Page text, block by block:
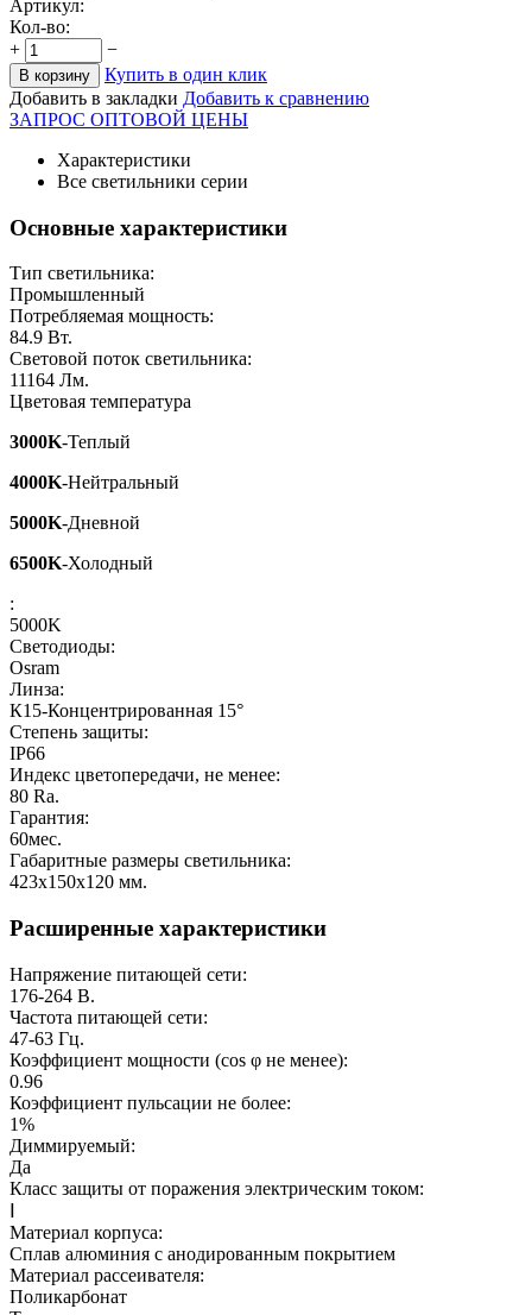
Артикул:
Кол-во:
+
−
В корзину
Купить в один клик
Добавить в закладки Добавить к сравнению
ЗАПРОС ОПТОВОЙ ЦЕНЫ
Характеристики
Все светильники серии
Основные характеристики
Тип светильника:
Промышленный
Потребляемая мощность:
84.9 Вт.
Световой поток светильника:
11164 Лм.
Цветовая температура
3000K-Теплый
4000K-Нейтральный
5000K-Дневной
6500K-Холодный
:
5000K
Светодиоды:
Osram
Линза:
К15-Концентрированная 15°
Степень защиты:
IP66
Индекс цветопередачи, не менее:
80 Ra.
Гарантия:
60мес.
Габаритные размеры светильника:
423х150х120 мм.
Расширенные характеристики
Напряжение питающей сети:
176-264 В.
Частота питающей сети:
47-63 Гц.
Коэффициент мощности (cos φ не менее):
0.96
Коэффициент пульсации не более:
1%
Диммируемый:
Да
Класс защиты от поражения электрическим током:
Материал корпуса:
Сплав алюминия с анодированным покрытием
Материал рассеивателя:
Поликарбонат